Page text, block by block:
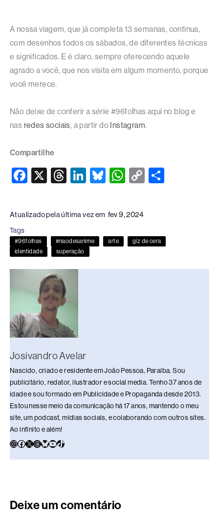
A nossa viagem, que já completa 13 semanas, continua,
com desenhos todos os sábados, de diferentes técnicas
e significados. E é claro, sempre oferecendo aquele
agrado a você, que nos visita em algum momento, porque
você merece.
Não deixe de conferir a série #96folhas aqui no blog e
nas redes sociais, a partir do Instagram.
Compartilhe
F
c
e
b
o
o
X
T
e
a
d
s
Li
e
dI
n
Bl
e
sk
y
W
at
s
A
p
C
Li
k
Atualizado pela última vez em fev 9, 2024
Tags
#96folhas #naodesanime arte
giz de cera
identidade
superação
Josivandro Avelar
Nascido, criado e residente em João Pessoa, Paraíba. Sou
publicitário, redator, ilustrador e social media. Tenho 37 anos de
idade e sou formado em Publicidade e Propaganda desde 2013.
Estou nesse meio da comunicação há 17 anos, mantendo o meu
site, um podcast, mídias sociais, e colaborando com outros sites.
Ao infinito e além!
Deixe um comentário